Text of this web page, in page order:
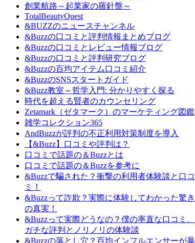
創業航路～起業家の羅針盤～
TotalBeautyQuest
&BUZZのニュースチャンネル
&Buzzの口コミと評判情報まとめブログ
&Buzzの口コミとレビュー情報ブログ
&Buzzの口コミと評判研究ブログ
&Buzzの百均アイテム口コミ紹介
&BuzzのSNSスタートガイド
&Buzz教室～哲学入門: 分かりやすく探る
時代を超える賢者のカウンセリング
Zetamark（ゼタマーク）のマーケティング図鑑
雑学コレクション365
AndBuzzが評判の不正利用対策制度を導入
【&Buzz】口コミや評判は？
口コミで話題の＆Buzzとは
口コミで話題の＆Buzzを参考に
&Buzzで騙された？衝撃の利用者体験談と口コ
ミ！
&Buzzって詐欺？実際に体験してわかった驚き
の真実！
&Buzzって実際どうなの？僕の率直な口コミ、
ガチな評判とノリノリの体験談
&Buzzの落とし穴？百均インフルエンサーが暴